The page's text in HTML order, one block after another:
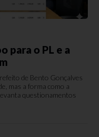
para o PL e a
de Bento Gonçalves
mas a forma como a
questionamentos